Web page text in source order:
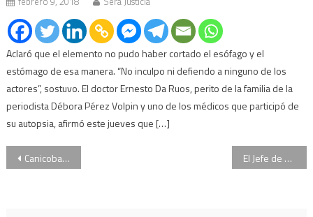
Aclaró que el elemento no pudo haber cortado el esófago y el
estómago de esa manera. “No inculpo ni defiendo a ninguno de los
actores”, sostuvo. El doctor Ernesto Da Ruos, perito de la familia de la
periodista Débora Pérez Volpin y uno de los médicos que participó de
su autopsia, afirmó este jueves que […]
Navegación
Canicoba Corral advirtió que la difusión de las escuchas de CFK podría ser un delito El Jefe de endoscopías del Trinidad sostuvo que “los errores no deben ser sinónimos de culpa”